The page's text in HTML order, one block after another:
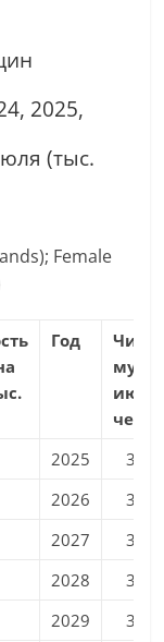
2025,
(тыс.
Female
Год
2025
336
2026
339
2027
342
2028
345
2029
348